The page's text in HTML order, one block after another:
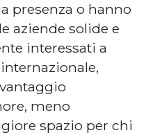
presenza o hanno
aziende solide e
interessati a
meno
spazio per chi